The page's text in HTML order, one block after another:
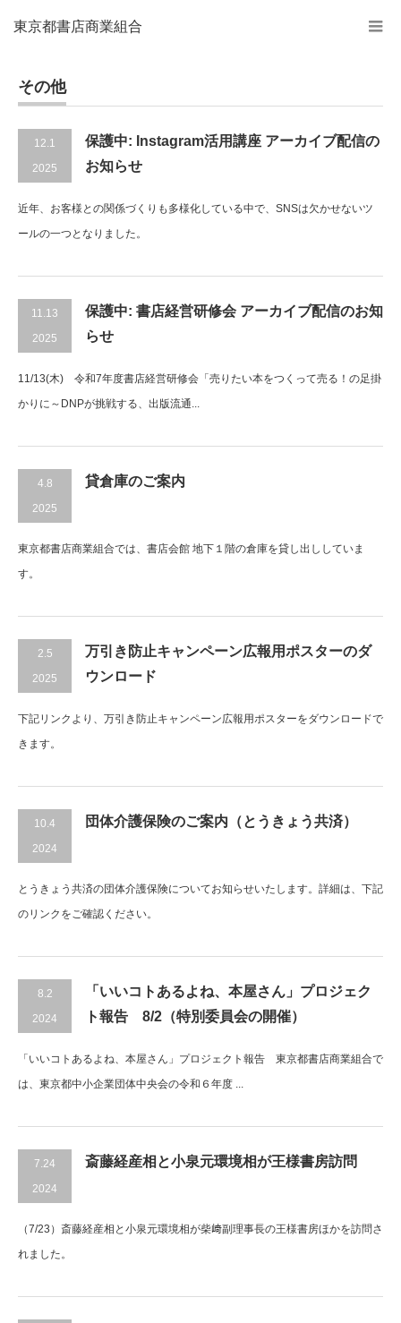
東京都書店商業組合
その他
12.1
2025
保護中: Instagram活用講座 アーカイブ配信の
お知らせ
近年、お客様との関係づくりも多様化している中で、SNSは欠かせないツ
ールの一つとなりました。
11.13
2025
保護中: 書店経営研修会 アーカイブ配信のお知
らせ
11/13(木) 令和7年度書店経営研修会「売りたい本をつくって売る！の足掛
かりに～DNPが挑戦する、出版流通...
4.8
2025
貸倉庫のご案内
東京都書店商業組合では、書店会館 地下１階の倉庫を貸し出ししていま
す。
2.5
2025
万引き防止キャンペーン広報用ポスターのダ
ウンロード
下記リンクより、万引き防止キャンペーン広報用ポスターをダウンロードで
きます。
10.4
2024
団体介護保険のご案内（とうきょう共済）
とうきょう共済の団体介護保険についてお知らせいたします。詳細は、下記
のリンクをご確認ください。
8.2
2024
「いいコトあるよね、本屋さん」プロジェク
ト報告 8/2（特別委員会の開催）
「いいコトあるよね、本屋さん」プロジェクト報告 東京都書店商業組合で
は、東京都中小企業団体中央会の令和６年度 ...
7.24
2024
斎藤経産相と小泉元環境相が王様書房訪問
（7/23）斎藤経産相と小泉元環境相が柴﨑副理事長の王様書房ほかを訪問さ
れました。